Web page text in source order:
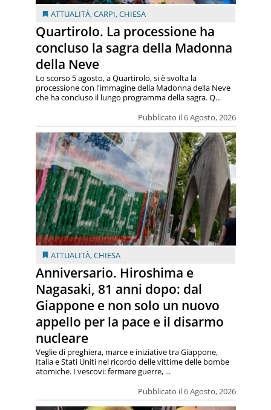
ATTUALITÀ,CARPI,CHIESA
Quartirolo. La processione ha
concluso la sagra della Madonna
della Neve
Pubblicato il 6 Agosto, 2026
Lo scorso 5 agosto, a Quartirolo, si è svolta la
processione con l'immagine della Madonna della Neve
che ha concluso il lungo programma della sagra. Q...
ATTUALITÀ,CHIESA
Anniversario. Hiroshima e
Nagasaki, 81 anni dopo: dal
Giappone e non solo un nuovo
appello per la pace e il disarmo
nucleare
Pubblicato il 6 Agosto, 2026
Veglie di preghiera, marce e iniziative tra Giappone,
Italia e Stati Uniti nel ricordo delle vittime delle bombe
atomiche. I vescovi: fermare guerre, ...